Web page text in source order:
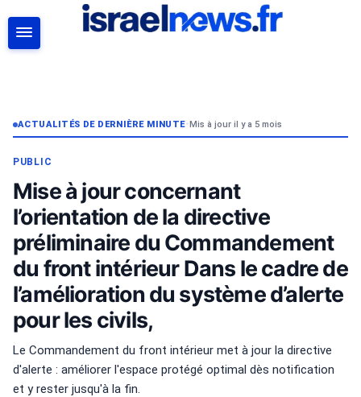
ACTUALITÉS DE DERNIÈRE MINUTE•Mis à jour il y a 5 mois
PUBLIC
Mise à jour concernant
l’orientation de la directive
préliminaire du Commandement
du front intérieur Dans le cadre de
l’amélioration du système d’alerte
pour les civils,
Le Commandement du front intérieur met à jour la directive
d'alerte : améliorer l'espace protégé optimal dès notification
et y rester jusqu'à la fin.